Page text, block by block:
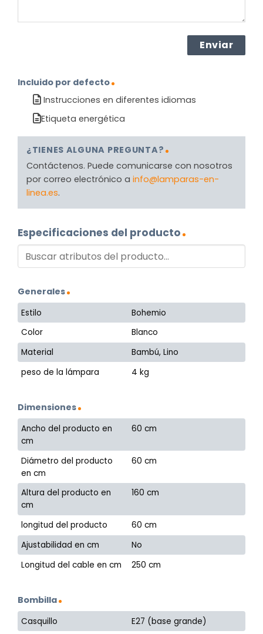
Incluido por defecto
Instrucciones en diferentes idiomas
Etiqueta energética
¿TIENES ALGUNA PREGUNTA?
Contáctenos. Puede comunicarse con nosotros
por correo electrónico a info@lamparas-en-
linea.es.
Especificaciones del producto
Generales
Estilo
Bohemio
Color
Blanco
Material
Bambú, Lino
peso de la lámpara
4 kg
Dimensiones
Ancho del producto en
cm
60 cm
Diámetro del producto
en cm
60 cm
Altura del producto en
cm
160 cm
longitud del producto
60 cm
Ajustabilidad en cm
No
Longitud del cable en cm
250 cm
Bombilla
Casquillo E27 (base grande)